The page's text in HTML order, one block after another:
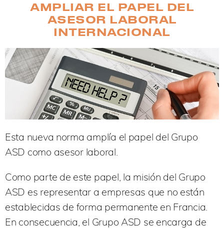
AMPLIAR EL PAPEL DEL
ASESOR LABORAL
INTERNACIONAL
Esta nueva norma amplía el papel del Grupo
ASD como asesor laboral.
Como parte de este papel, la misión del Grupo
ASD es representar a empresas que no están
establecidas de forma permanente en Francia.
En consecuencia, el Grupo ASD se encarga de